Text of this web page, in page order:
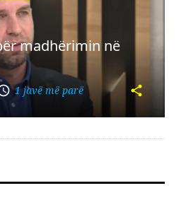
madhërimin në
1 javë më parë